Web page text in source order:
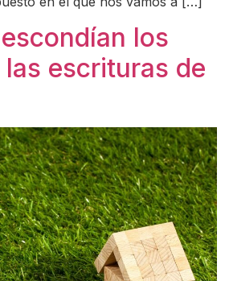
los
escrituras de